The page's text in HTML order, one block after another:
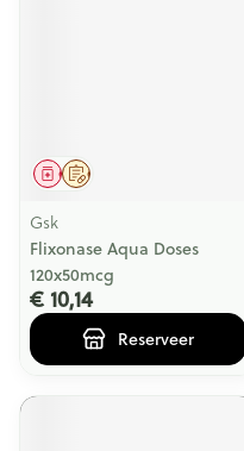
Op voorschrift
Geneesmiddel
Gsk
Flixonase Aqua Doses
120x50mcg
€ 10,14
Reserveer